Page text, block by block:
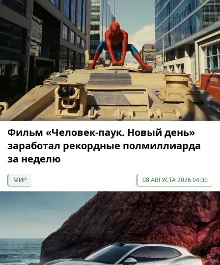
Фильм «Человек-паук. Новый день»
заработал рекордные полмиллиарда
за неделю
МИР 08 АВГУСТА 2026 04:30